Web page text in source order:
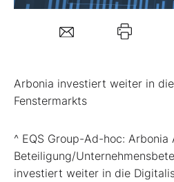
Arbonia investiert weiter in
Fenstermarkts
^ EQS Group-Ad-hoc:
Beteiligung/
investiert weiter in die